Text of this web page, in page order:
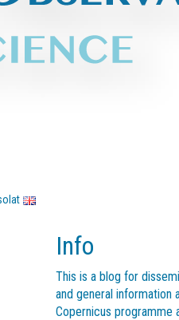
Info
This is a blog for
and general information
Copernicus programme